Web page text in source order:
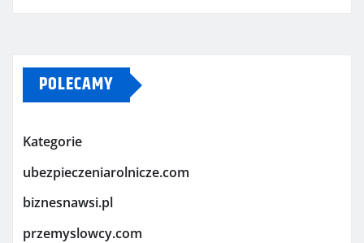
POLECAMY
Kategorie
ubezpieczeniarolnicze.com
biznesnawsi.pl
przemyslowcy.com